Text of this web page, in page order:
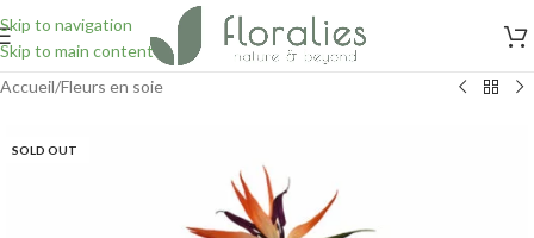
Skip to navigation
Skip to main content
Accueil/Fleurs en soie
SOLD OUT